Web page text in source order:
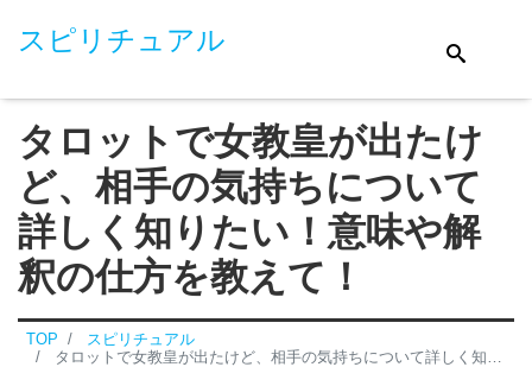
スピリチュアル
タロットで女教皇が出たけ
ど、相手の気持ちについて
詳しく知りたい！意味や解
釈の仕方を教えて！
TOP
スピリチュアル
タロットで女教皇が出たけど、相手の気持ちについて詳しく知りたい！意味や解釈の仕方を教えて！